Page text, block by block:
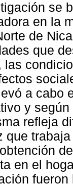
se
en la
de
que
las
a cabo
y
refleja
que
en el